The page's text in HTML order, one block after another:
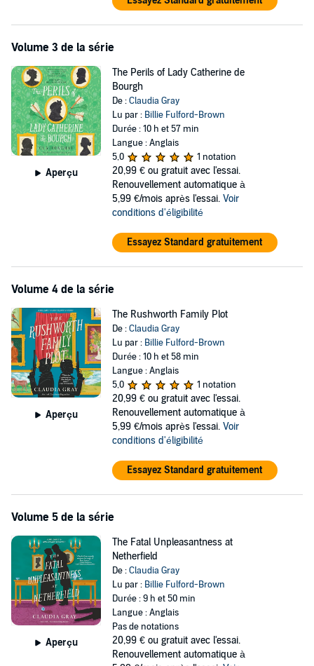
Volume 3 de la série
Aperçu
The Perils of Lady Catherine de
Bourgh
De :Claudia Gray
Lu par : Billie Fulford-Brown
Durée : 10 h et 57 min
Langue : Anglais
5,0
1 notation
20,99 € ou gratuit avec l'essai.
Renouvellement automatique à
5,99 €/mois après l'essai. Voir
conditions d'éligibilité
Essayez Standard gratuitement
Volume 4 de la série
Aperçu
The Rushworth Family Plot
De :Claudia Gray
Lu par : Billie Fulford-Brown
Durée : 10 h et 58 min
Langue : Anglais
5,0
1 notation
20,99 € ou gratuit avec l'essai.
Renouvellement automatique à
5,99 €/mois après l'essai. Voir
conditions d'éligibilité
Essayez Standard gratuitement
Volume 5 de la série
Aperçu
The Fatal Unpleasantness at
Netherfield
De :Claudia Gray
Lu par : Billie Fulford-Brown
Durée : 9 h et 50 min
Langue : Anglais
Pas de notations
20,99 € ou gratuit avec l'essai.
Renouvellement automatique à